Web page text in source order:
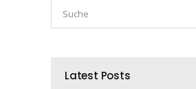
Latest Posts